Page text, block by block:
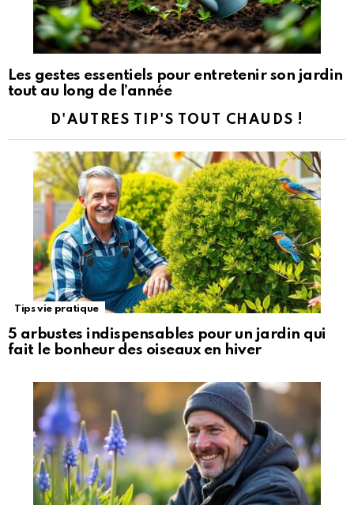
Les gestes essentiels pour entretenir son jardin
tout au long de l’année
D'AUTRES TIP'S TOUT CHAUDS !
Tips vie pratique
5 arbustes indispensables pour un jardin qui
fait le bonheur des oiseaux en hiver